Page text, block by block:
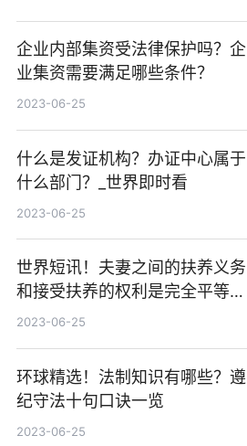
企业内部集资受法律保护吗？企
业集资需要满足哪些条件？
2023-06-25
什么是发证机构？办证中心属于
什么部门？_世界即时看
2023-06-25
世界短讯！夫妻之间的扶养义务
和接受扶养的权利是完全平等
的？夫妻间扶养义务免除的二种
2023-06-25
环球精选！法制知识有哪些？遵
纪守法十句口诀一览
2023-06-25